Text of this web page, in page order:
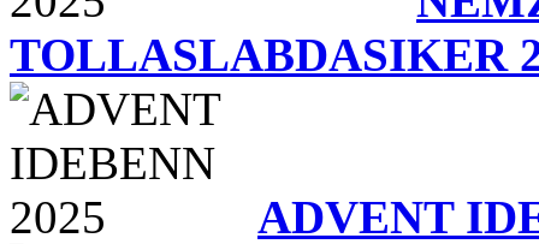
TOLLASLABDASIKER
ADVENT